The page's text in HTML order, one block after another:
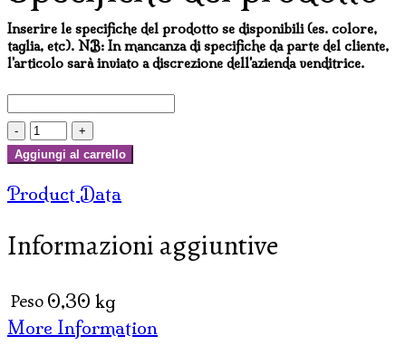
Inserire le specifiche del prodotto se disponibili (es. colore,
taglia, etc). NB: In mancanza di specifiche da parte del cliente,
l'articolo sarà inviato a discrezione dell'azienda venditrice.
ANIMALI
DECAPATI
S.VALENTINO
20
quantità
Aggiungi al carrello
Product Data
Informazioni aggiuntive
Peso 0,30 kg
More Information